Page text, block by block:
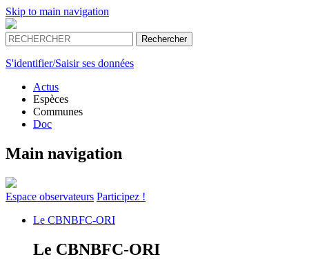
Skip to main navigation
S'identifier/Saisir ses données
Actus
Espèces
Communes
Doc
Main navigation
Espace observateurs Participez !
Le CBNBFC-ORI
Le CBNBFC-ORI